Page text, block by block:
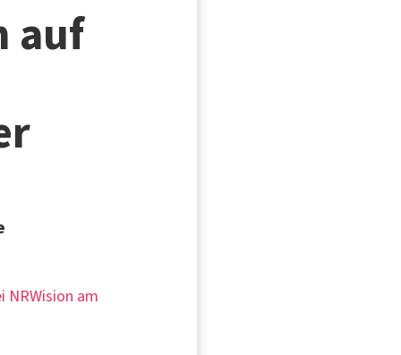
auf
NRWision am